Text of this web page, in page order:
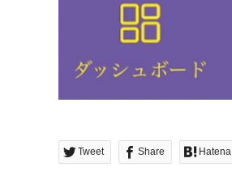
Tweet Share Hatena